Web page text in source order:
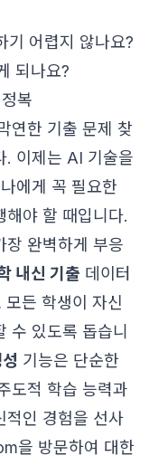
기 어렵지 않나요?
되나요?
복
연한 기출 문제 찾
. 이제는 AI 기술을
에게 꼭 필요한
해야 할 때입니다.
장 완벽하게 부응
내신 기출 데이터
든 학생이 자신
수 있도록 돕습니
기능은 단순한
도적 학습 능력과
적인 경험을 선사
을 방문하여 대한